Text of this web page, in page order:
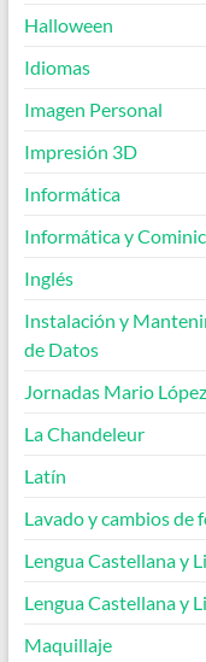
Halloween
Idiomas
Imagen Personal
Impresión 3D
Informática
Informática y
Inglés
Instalación y
de Datos
Jornadas Mario López
La Chandeleur
Latín
Lavado y cambios de
Lengua Castellana y
Lengua Castellana y
Maquillaje